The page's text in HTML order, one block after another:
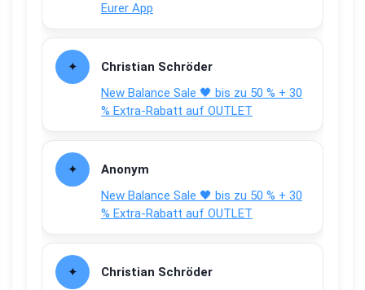
Eurer App
Christian Schröder
New Balance Sale 🖤 bis zu 50 % + 30
% Extra-Rabatt auf OUTLET
Anonym
New Balance Sale 🖤 bis zu 50 % + 30
% Extra-Rabatt auf OUTLET
Christian Schröder